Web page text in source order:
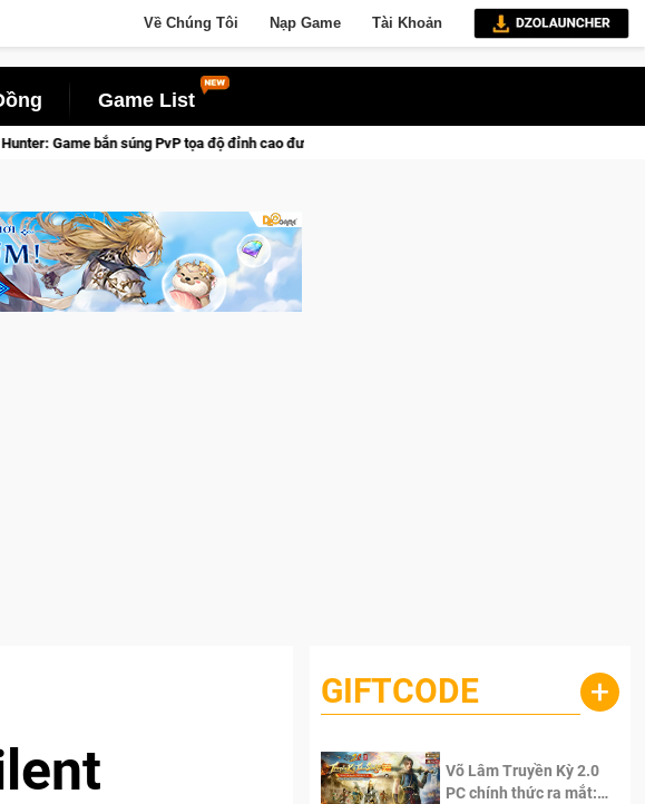
Về Chúng Tôi Nạp Game Tài Khoản
Game List
đỉnh cao đưa bạn vào các chiến dịch lịch sử khốc liệt
GIFTCODE +
Võ Lâm Truyền Kỳ 2.0
PC chính thức ra mắt: